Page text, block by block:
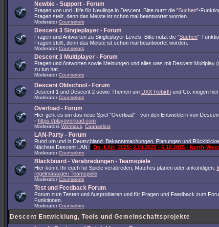
Newbie - Support - Forum
Fragen von und Hilfe für Neulinge in Descent. Bitte nutzt die "Suchen"-
Fragen stellt, denn das Meiste ist schon mal beantwortet worden.
Moderator Counselors
Descent 3 Singleplayer - Forum
Fragen und Antworten zu Singleplayer Levels. Bitte nutzt die "Suchen"-
Fragen stellt, denn das Meiste ist schon mal beantwortet worden.
Moderator Counselors
Descent 3 Multiplayer - Forum
Fragen und Antworten sowie Meinungen und alles was mit Descent Multiplay
zu tun hat.
Moderator Counselors
Descent Oldschool - Forum
Descent 1 und Descent 2 sowie Themen um DXX-Rebirth und Co. mögen
Moderator Counselors
Overload - Forum
Hier geht es um das neue Spiel "Overload" - von den Entwicklern von
- https://playoverload.com
Moderators Wormaus Counselors
LAN-Party - Forum
Rund um und in Deutschland. Bekanntmachungen, Planungen und
Nächste Descent LAN:
Do_LAN_2025: 2.10.2025 - 6.10.2025 - North-
Moderator Counselors
Blackboard - Verabredungen - Teamspiele
Hier könnt Ihr euch für Spiele verabreden, Matches planen oder ankündigen.
regelmässigen Teamspiele
Moderator Counselors
Test und Feedback Forum
Forum zum Testen und Ausprobieren und für Fragen und Feedback zum
Funktionen.
Moderator Counselors
Descent Entwicklung, Tools und Gemeinschaftsprojekte